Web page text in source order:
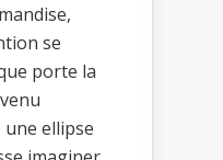
se
porte la
une ellipse